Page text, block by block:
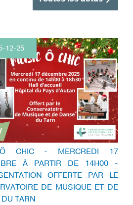
12-25
CHIC - MERCREDI 17
À PARTIR DE 14H00 -
OFFERTE PAR LE
DE MUSIQUE ET DE
TARN